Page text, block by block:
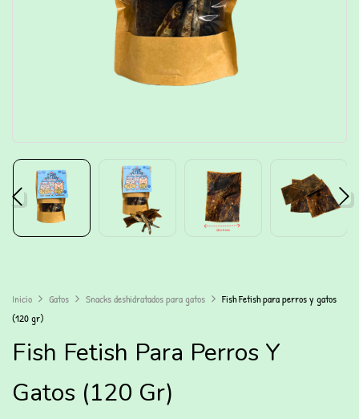
Inicio Gatos Snacks deshidratados para gatos
Fish Fetish para perros y gatos
(120 gr)
Fish Fetish Para Perros Y
Gatos (120 Gr)